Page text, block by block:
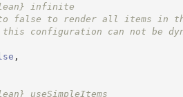
infinite
to render all items in
can not be
,
useSimpleItems